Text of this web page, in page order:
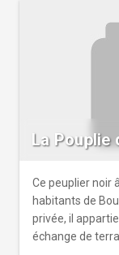
La Pouplie
Ce peuplier noir
habitants de
privée, il
échange de